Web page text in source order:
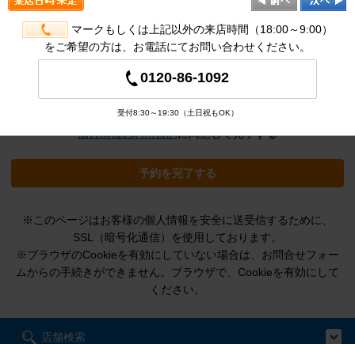
ドレス必
須
半角英数
※クリックすると追加の項目が表示され
マークもしくは上記以外の来店時間（18:00～9:00）
をご希望の方は、お電話にてお問い合わせください。
0120-86-1092
受付8:30～19:30（土日祝もOK）
個人情報の利用目的に同意して完了する
予約を完了する
※このページはお客様の個人情報を安全に送受信するために、
SSL（暗号化通信）を使用しております。
※ブラウザのCookieを有効にしていない場合は、お問合せフォー
ムからの手続きができません。ブラウザで、Cookieを有効にして
ください。
店舗検索